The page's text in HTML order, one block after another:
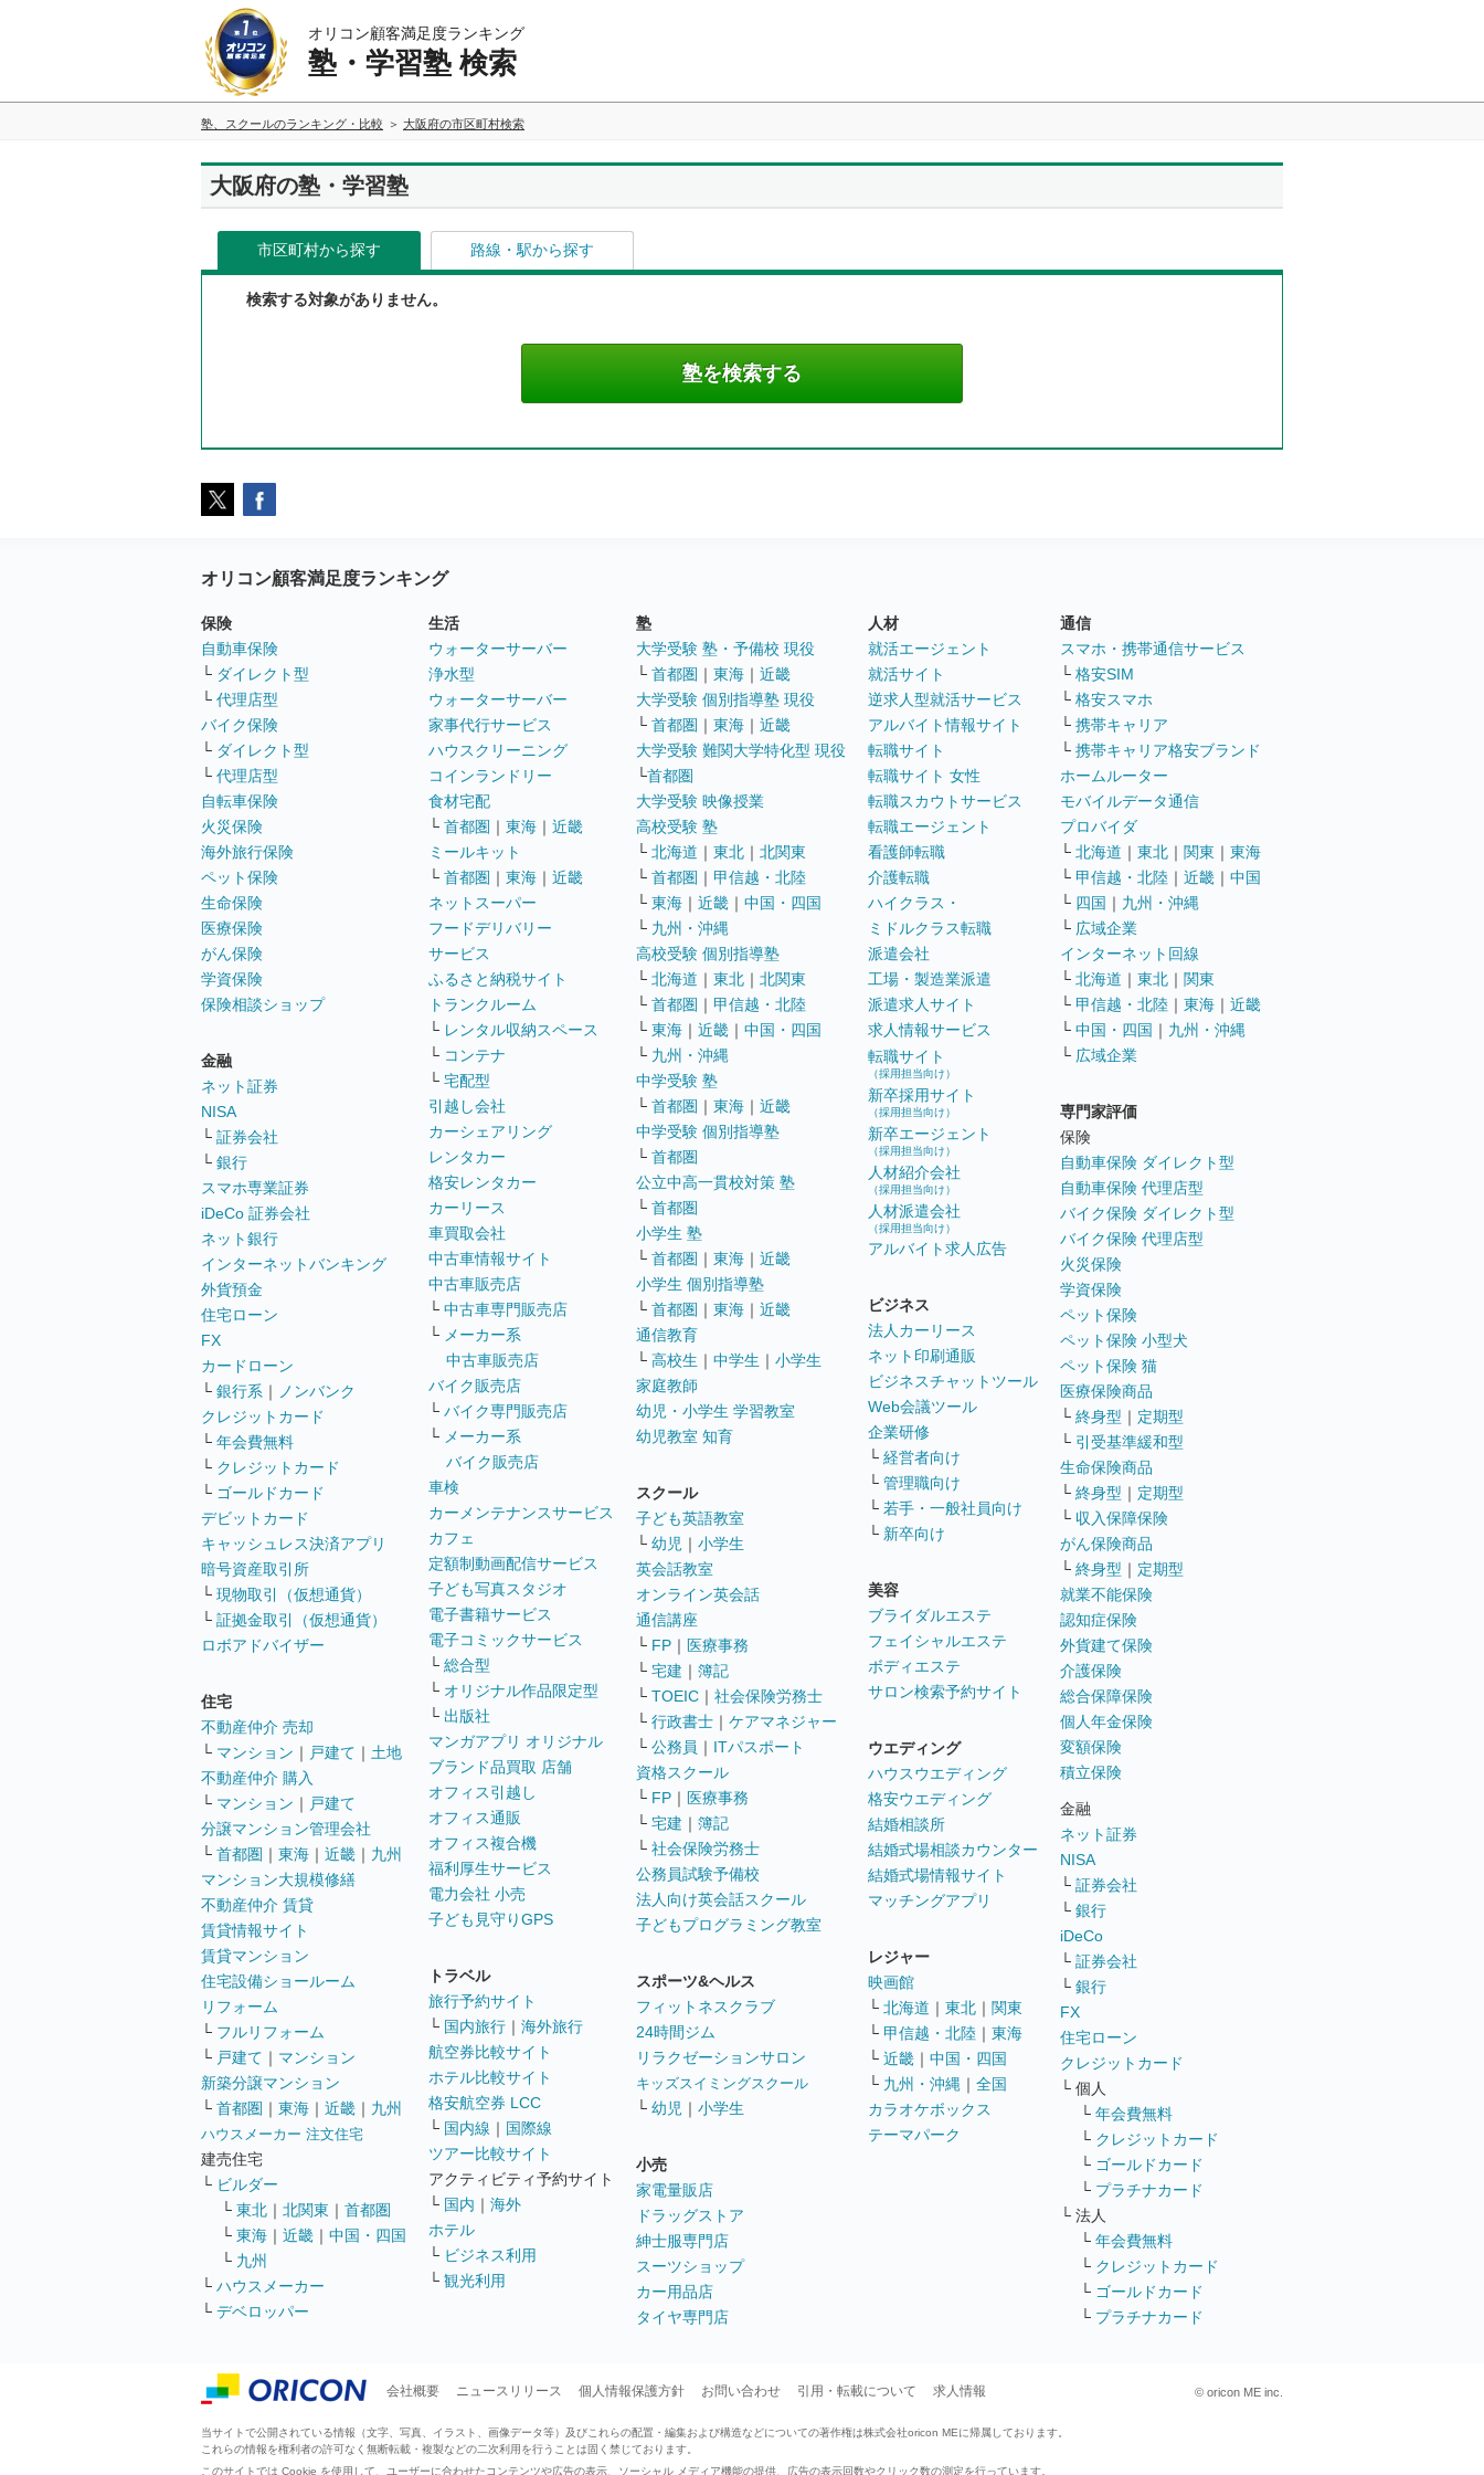
オリコン顧客満足度ランキング
塾・学習塾 検索
塾、スクールのランキング・比較 大阪府の市区町村検索
大阪府の塾・学習塾
市区町村から探す 路線・駅から探す
検索する対象がありません。
オリコン顧客満足度ランキング
保険
自動車保険
└ ダイレクト型
└ 代理店型
バイク保険
└ ダイレクト型
└ 代理店型
自転車保険
火災保険
海外旅行保険
ペット保険
生命保険
医療保険
がん保険
学資保険
保険相談ショップ
金融
ネット証券
NISA
└ 証券会社
└ 銀行
スマホ専業証券
iDeCo 証券会社
ネット銀行
インターネットバンキング
外貨預金
住宅ローン
FX
カードローン
└ 銀行系 ｜
ノンバンク
クレジットカード
└ 年会費無料
└ クレジットカード
└ ゴールドカード
デビットカード
キャッシュレス決済アプリ
暗号資産取引所
└ 現物取引（仮想通貨）
└ 証拠金取引（仮想通貨）
ロボアドバイザー
住宅
不動産仲介 売却
└ マンション ｜ 戸建て ｜ 土地
不動産仲介 購入
└ マンション ｜ 戸建て
分譲マンション管理会社
└ 首都圏 ｜ 東海 ｜ 近畿 ｜ 九州
マンション大規模修繕
不動産仲介 賃貸
賃貸情報サイト
賃貸マンション
住宅設備ショールーム
リフォーム
└ フルリフォーム
└ 戸建て ｜ マンション
新築分譲マンション
└ 首都圏 ｜ 東海 ｜ 近畿 ｜ 九州
ハウスメーカー 注文住宅
建売住宅
└ ビルダー
└ 東北 ｜ 北関東 ｜ 首都圏
└ 東海 ｜ 近畿 ｜ 中国・四国
└ 九州
└ ハウスメーカー
└ デベロッパー
生活
ウォーターサーバー
浄水型
ウォーターサーバー
家事代行サービス
ハウスクリーニング
コインランドリー
食材宅配
└ 首都圏 ｜ 東海 ｜ 近畿
ミールキット
└ 首都圏 ｜ 東海 ｜ 近畿
ネットスーパー
フードデリバリー
サービス
ふるさと納税サイト
トランクルーム
└ レンタル収納スペース
└ コンテナ
└ 宅配型
引越し会社
カーシェアリング
レンタカー
格安レンタカー
カーリース
車買取会社
中古車情報サイト
中古車販売店
└ 中古車専門販売店
└ メーカー系
中古車販売店
バイク販売店
└ バイク専門販売店
└ メーカー系
バイク販売店
車検
カーメンテナンスサービス
カフェ
定額制動画配信サービス
子ども写真スタジオ
電子書籍サービス
電子コミックサービス
└ 総合型
└ オリジナル作品限定型
└ 出版社
マンガアプリ オリジナル
ブランド品買取 店舗
オフィス引越し
オフィス通販
オフィス複合機
福利厚生サービス
電力会社 小売
子ども見守りGPS
トラベル
旅行予約サイト
└ 国内旅行 ｜ 海外旅行
航空券比較サイト
ホテル比較サイト
格安航空券 LCC
└ 国内線 ｜ 国際線
ツアー比較サイト
アクティビティ予約サイト
└ 国内 ｜ 海外
ホテル
└ ビジネス利用
└ 観光利用
塾
大学受験 塾・予備校 現役
└ 首都圏 ｜ 東海 ｜ 近畿
大学受験 個別指導塾 現役
└ 首都圏 ｜ 東海 ｜ 近畿
大学受験 難関大学特化型 現役
└首都圏
大学受験 映像授業
高校受験 塾
└ 北海道 ｜ 東北 ｜ 北関東
└ 首都圏 ｜ 甲信越・北陸
└ 東海 ｜ 近畿 ｜ 中国・四国
└ 九州・沖縄
高校受験 個別指導塾
└ 北海道 ｜ 東北 ｜ 北関東
└ 首都圏 ｜ 甲信越・北陸
└ 東海 ｜ 近畿 ｜ 中国・四国
└ 九州・沖縄
中学受験 塾
└ 首都圏 ｜ 東海 ｜ 近畿
中学受験 個別指導塾
└ 首都圏
公立中高一貫校対策 塾
└ 首都圏
小学生 塾
└ 首都圏 ｜ 東海 ｜ 近畿
小学生 個別指導塾
└ 首都圏 ｜ 東海 ｜ 近畿
通信教育
└ 高校生 ｜ 中学生 ｜ 小学生
家庭教師
幼児・小学生 学習教室
幼児教室 知育
スクール
子ども英語教室
└ 幼児 ｜ 小学生
英会話教室
オンライン英会話
通信講座
└ FP ｜ 医療事務
└ 宅建 ｜ 簿記
└ TOEIC ｜ 社会保険労務士
└ 行政書士 ｜ ケアマネジャー
└ 公務員 ｜ ITパスポート
資格スクール
└ FP ｜ 医療事務
└ 宅建 ｜ 簿記
└ 社会保険労務士
公務員試験予備校
法人向け英会話スクール
子どもプログラミング教室
スポーツ&ヘルス
フィットネスクラブ
24時間ジム
リラクゼーションサロン
キッズスイミングスクール
└ 幼児 ｜ 小学生
小売
家電量販店
ドラッグストア
紳士服専門店
スーツショップ
カー用品店
タイヤ専門店
人材
就活エージェント
就活サイト
逆求人型就活サービス
アルバイト情報サイト
転職サイト
転職サイト 女性
転職スカウトサービス
転職エージェント
看護師転職
介護転職
ハイクラス・
ミドルクラス転職
派遣会社
工場・製造業派遣
派遣求人サイト
求人情報サービス
転職サイト
（採用担当向け）
新卒採用サイト
（採用担当向け）
新卒エージェント
（採用担当向け）
人材紹介会社
（採用担当向け）
人材派遣会社
（採用担当向け）
アルバイト求人広告
ビジネス
法人カーリース
ネット印刷通販
ビジネスチャットツール
Web会議ツール
企業研修
└ 経営者向け
└ 管理職向け
└ 若手・一般社員向け
└ 新卒向け
美容
ブライダルエステ
フェイシャルエステ
ボディエステ
サロン検索予約サイト
ウエディング
ハウスウエディング
格安ウエディング
結婚相談所
結婚式場相談カウンター
結婚式場情報サイト
マッチングアプリ
レジャー
映画館
└ 北海道 ｜ 東北 ｜ 関東
└ 甲信越・北陸 ｜ 東海
└ 近畿 ｜ 中国・四国
└ 九州・沖縄 ｜ 全国
カラオケボックス
テーマパーク
通信
スマホ・携帯通信サービス
└ 格安SIM
└ 格安スマホ
└ 携帯キャリア
└ 携帯キャリア格安ブランド
ホームルーター
モバイルデータ通信
プロバイダ
└ 北海道 ｜ 東北 ｜ 関東 ｜ 東海
└ 甲信越・北陸 ｜ 近畿 ｜ 中国
└ 四国 ｜ 九州・沖縄
└ 広域企業
インターネット回線
└ 北海道 ｜ 東北 ｜ 関東
└ 甲信越・北陸 ｜ 東海 ｜ 近畿
└ 中国・四国 ｜ 九州・沖縄
└ 広域企業
専門家評価
保険
自動車保険 ダイレクト型
自動車保険 代理店型
バイク保険 ダイレクト型
バイク保険 代理店型
火災保険
学資保険
ペット保険
ペット保険 小型犬
ペット保険 猫
医療保険商品
└ 終身型 ｜ 定期型
└ 引受基準緩和型
生命保険商品
└ 終身型 ｜ 定期型
└ 収入保障保険
がん保険商品
└ 終身型 ｜ 定期型
就業不能保険
認知症保険
外貨建て保険
介護保険
総合保障保険
個人年金保険
変額保険
積立保険
金融
ネット証券
NISA
└ 証券会社
└ 銀行
iDeCo
└ 証券会社
└ 銀行
FX
住宅ローン
クレジットカード
└ 個人
└ 年会費無料
└ クレジットカード
└ ゴールドカード
└ プラチナカード
└ 法人
└ 年会費無料
└ クレジットカード
└ ゴールドカード
└ プラチナカード
会社概要 ニュースリリース 個人情報保護方針 お問い合わせ 引用・転載について 求人情報 © oricon ME inc.
当サイトで公開されている情報（文字、写真、イラスト、画像データ等）及びこれらの配置・編集および構造などについての著作権は株式会社oricon MEに帰属しております。
これらの情報を権利者の許可なく無断転載・複製などの二次利用を行うことは固く禁じております。
このサイトでは Cookie を使用して、ユーザーに合わせたコンテンツや広告の表示、ソーシャル メディア機能の提供、広告の表示回数やクリック数の測定を行っています。